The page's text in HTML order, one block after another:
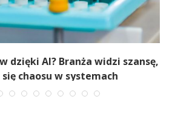
dzięki AI? Branża widzi szansę,
chaosu w systemach